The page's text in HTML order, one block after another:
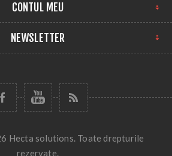
CONTUL MEU
NEWSLETTER
Hecta solutions. Toate drepturile
rezervate.